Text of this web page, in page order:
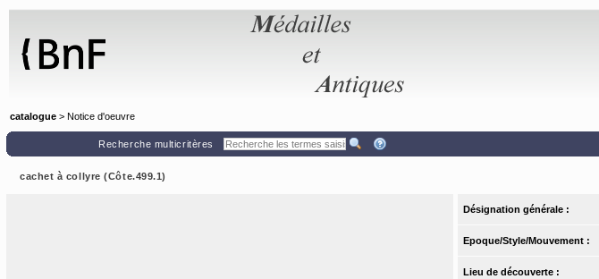
catalogue > Notice d'oeuvre
Recherche multicritères
cachet à collyre (Côte.499.1)
Désignation générale :
Epoque/Style/Mouvement :
Lieu de découverte :